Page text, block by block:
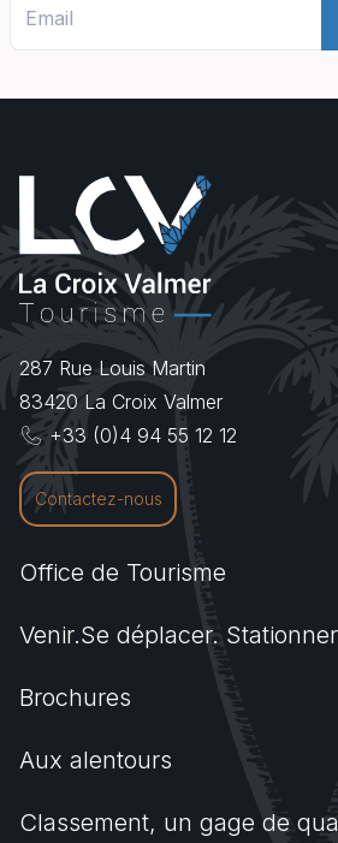
287 Rue Louis Martin
83420 La Croix Valmer
+33 (0)4 94 55 12 12
Contactez-nous
Office de Tourisme
Venir.Se déplacer.
Brochures
Aux alentours
Classement, un gage de